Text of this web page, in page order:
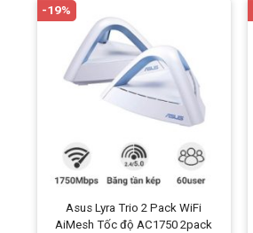
-19%
Asus Lyra Trio 2 Pack WiFi
AiMesh Tốc độ AC1750 2pack